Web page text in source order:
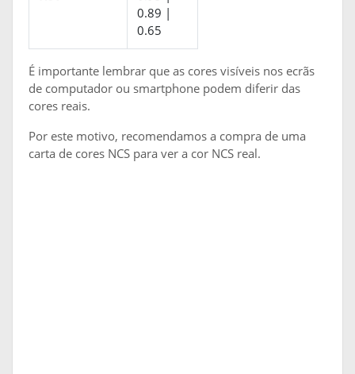
0.89 |
0.65
É importante lembrar que as cores visíveis nos ecrãs
de computador ou smartphone podem diferir das
cores reais.
Por este motivo, recomendamos a compra de uma
carta de cores NCS para ver a cor NCS real.